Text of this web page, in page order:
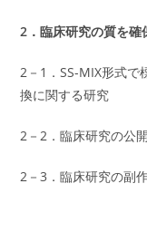
2．臨床研究の質を
2－1．SS-MIX形式で
換に関する研究
2－2．臨床研究の公
2－3．臨床研究の副